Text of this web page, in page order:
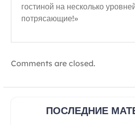
гостиной на несколько
потрясающие!»
Comments are closed.
ПОСЛЕДНИЕ